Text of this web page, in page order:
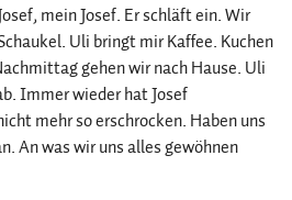
mein Josef. Er schläft ein. Wir
Uli bringt mir Kaffee. Kuchen
gehen wir nach Hause. Uli
Immer wieder hat Josef
mehr so erschrocken. Haben uns
An was wir uns alles gewöhnen